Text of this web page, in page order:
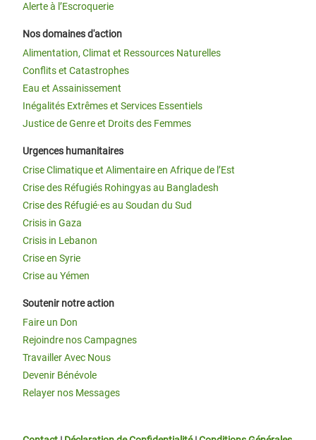
Alerte à l’Escroquerie
Nos domaines d'action
Alimentation, Climat et Ressources Naturelles
Conflits et Catastrophes
Eau et Assainissement
Inégalités Extrêmes et Services Essentiels
Justice de Genre et Droits des Femmes
Urgences humanitaires
Crise Climatique et Alimentaire en Afrique de l’Est
Crise des Réfugiés Rohingyas au Bangladesh
Crise des Réfugié·es au Soudan du Sud
Crisis in Gaza
Crisis in Lebanon
Crise en Syrie
Crise au Yémen
Soutenir notre action
Faire un Don
Rejoindre nos Campagnes
Travailler Avec Nous
Devenir Bénévole
Relayer nos Messages